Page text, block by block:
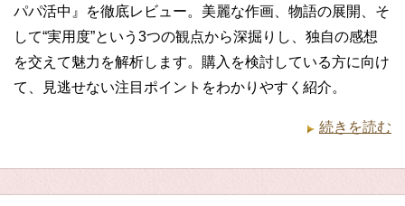
パパ活中』を徹底レビュー。美麗な作画、物語の展開、そ
して“実用度”という3つの観点から深掘りし、独自の感想
を交えて魅力を解析します。購入を検討している方に向け
て、見逃せない注目ポイントをわかりやすく紹介。
続きを読む